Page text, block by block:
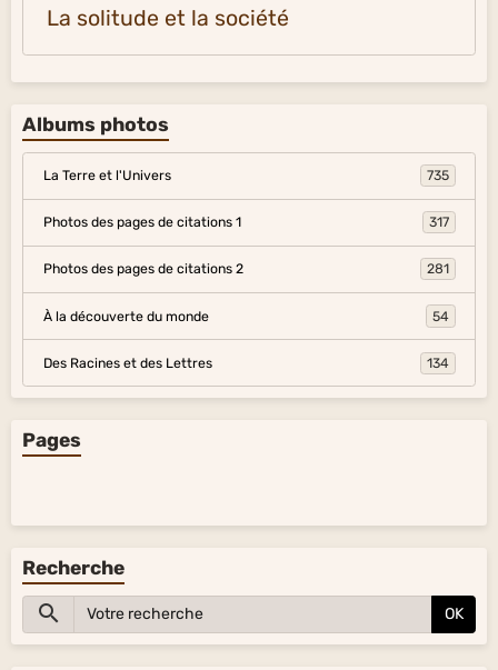
La solitude et la société
Albums photos
La Terre et l'Univers 735
Photos des pages de citations 1 317
Photos des pages de citations 2 281
À la découverte du monde 54
Des Racines et des Lettres 134
Pages
Recherche
OK